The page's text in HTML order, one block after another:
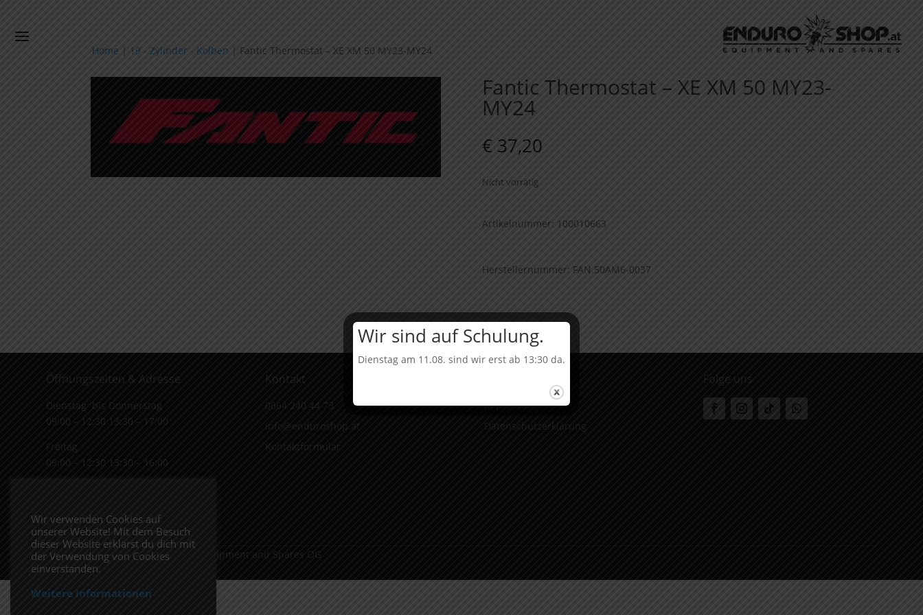
Home 19 - Zylinder - Kolben Fantic Thermostat – XE XM 50 MY23-MY24
Fantic Thermostat – XE XM 50 MY23-
MY24
€37,20
Nicht vorrätig
Artikelnummer: 100010663
Herstellernummer: FAN.50AM6-0037
Öffnungszeiten & Adresse
Dienstag bis Donnerstag
09:00 – 12:30 13:30 – 17:00
Freitag
09:00 – 12:30 13:30 – 16:00
In Google Maps öffnen.
Kontakt
0664 240 44 73
info@enduroshop.at
Kontaktformular
Impressum
Datenschutzerklärung
Folge uns
Copyright 2026 ENDUROSHOP.at Equipment and Spares OG
Wir verwenden Cookies auf
unserer Website! Mit dem Besuch
dieser Website erklärst du dich mit
der Verwendung von Cookies
einverstanden.
Weitere Informationen
Wir sind auf Schulung.
Dienstag am 11.08. sind wir erst ab 13:30 da.